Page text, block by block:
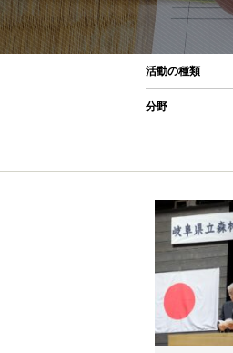
活動の種類
分野